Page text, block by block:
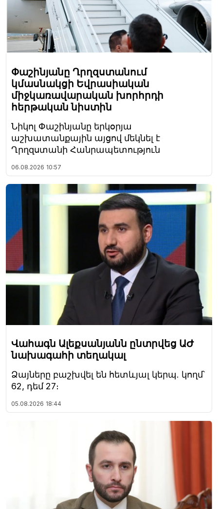
Փաշինյանը Ղրղզստանում
կմասնակցի Եվրասիական
միջկառավարական խորհրդի
հերթական նիստին
Նիկոլ Փաշինյանը երկօրյա
աշխատանքային այցով մեկնել է
Ղրղզստանի Հանրապետություն
06.08.2026 10:57
Վահագն Ալեքսանյանն ընտրվեց ԱԺ
նախագահի տեղակալ
Ձայները բաշխվել են հետևյալ կերպ. կողմ՝
62, դեմ 27։
05.08.2026 18:44